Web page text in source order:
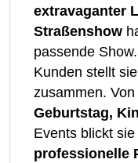
extravaganter
Straßenshow
passende
Kunden stellt
zusammen. Von
Geburtstag,
Events blickt sie
professionelle